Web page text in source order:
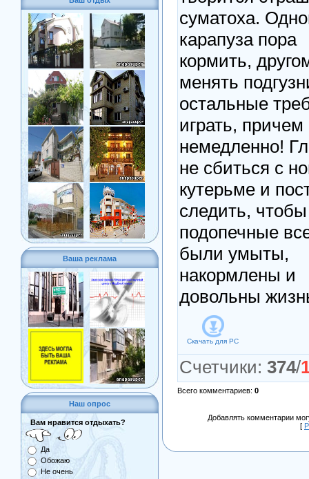
Ваша реклама
Наш опрос
Вам нравится отдыхать?
Да
Обожаю
Не очень
суматоха.
карапуза пора
кормить,
менять
остальные
играть, причем
немедленно!
не сбиться с
кутерьме и
следить,
подопечные
были умыты,
накормлены и
довольны
Скачать для PC
Счетчики: 374/
Всего комментариев: 0
Добавлять комментарии
[